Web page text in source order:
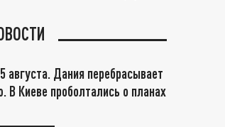
августа. Дания перебрасывает
В Киеве проболтались о планах